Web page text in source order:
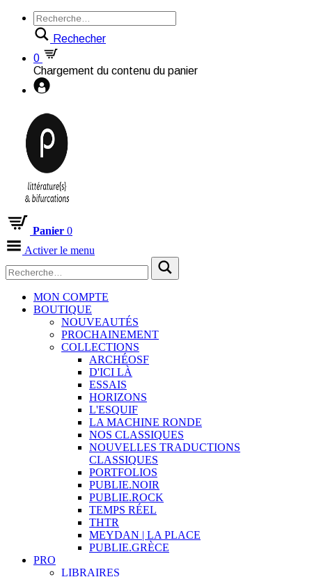
Rechecher
0
Chargement du contenu du panier
Panier 0
Activer le menu
MON COMPTE
BOUTIQUE
NOUVEAUTÉS
PROCHAINEMENT
COLLECTIONS
ARCHÉOSF
D'ICI LÀ
ESSAIS
HORIZONS
L'ESQUIF
LA MACHINE RONDE
NOS CLASSIQUES
NOUVELLES TRADUCTIONS
CLASSIQUES
PORTFOLIOS
PUBLIE.NOIR
PUBLIE.ROCK
TEMPS RÉEL
THTR
MEYDAN | LA PLACE
PUBLIE.GRÈCE
PRO
LIBRAIRES